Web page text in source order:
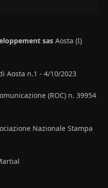
sas Aosta (I)
Aosta n.1 - 4/10/2023
(ROC) n. 39954
Nazionale Stampa